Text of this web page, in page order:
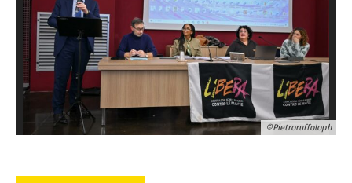
©Pietroruffoloph